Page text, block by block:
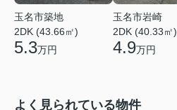
玉名市築地
2DK (43.66㎡)
5.3万円
玉名市岩崎
2DK (40.33㎡)
4.9万円
よく見られている物件